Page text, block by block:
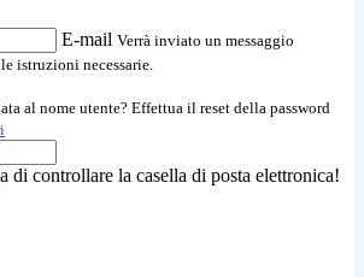
E-mail Verrà inviato un messaggio
istruzioni necessarie.
al nome utente? Effettua il reset della password
di controllare la casella di posta elettronica!